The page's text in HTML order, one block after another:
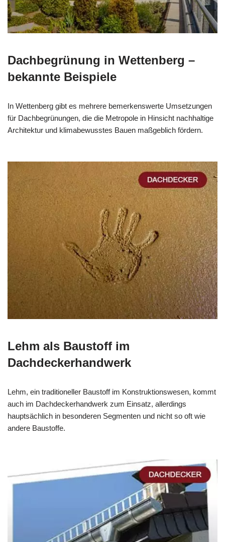
Dachbegrünung in Wettenberg –
bekannte Beispiele
In Wettenberg gibt es mehrere bemerkenswerte Umsetzungen
für Dachbegrünungen, die die Metropole in Hinsicht nachhaltige
Architektur und klimabewusstes Bauen maßgeblich fördern.
Lehm als Baustoff im
Dachdeckerhandwerk
Lehm, ein traditioneller Baustoff im Konstruktionswesen, kommt
auch im Dachdeckerhandwerk zum Einsatz, allerdings
hauptsächlich in besonderen Segmenten und nicht so oft wie
andere Baustoffe.